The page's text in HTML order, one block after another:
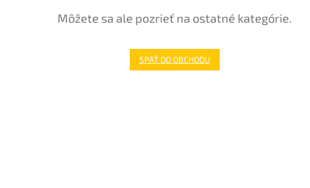
Môžete sa ale pozrieť na ostatné kategórie.
SPÄŤ DO OBCHODU